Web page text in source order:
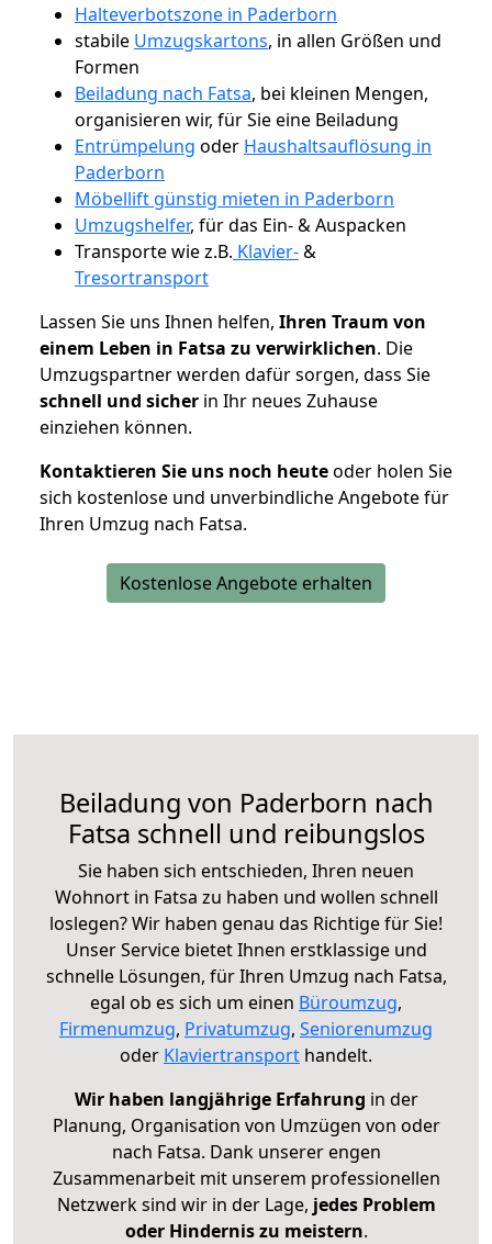
Halteverbotszone in Paderborn
stabile Umzugskartons, in allen Größen und
Formen
Beiladung nach Fatsa, bei kleinen Mengen,
organisieren wir, für Sie eine Beiladung
Entrümpelung oder Haushaltsauflösung in
Paderborn
Möbellift günstig mieten in Paderborn
Umzugshelfer, für das Ein- & Auspacken
Transporte wie z.B. Klavier-&
Tresortransport
Lassen Sie uns Ihnen helfen, Ihren Traum von
einem Leben in Fatsa zu verwirklichen. Die
Umzugspartner werden dafür sorgen, dass Sie
schnell und sicher in Ihr neues Zuhause
einziehen können.
Kontaktieren Sie uns noch heuteoder holen Sie
sich kostenlose und unverbindliche Angebote für
Ihren Umzug nach Fatsa.
Kostenlose Angebote erhalten
Beiladung von Paderborn nach
Fatsa schnell und reibungslos
Sie haben sich entschieden, Ihren neuen
Wohnort in Fatsa zu haben und wollen schnell
loslegen? Wir haben genau das Richtige für Sie!
Unser Service bietet Ihnen erstklassige und
schnelle Lösungen, für Ihren Umzug nach Fatsa,
egal ob es sich um einen Büroumzug,
Firmenumzug, Privatumzug, Seniorenumzug
oder Klaviertransport handelt.
Wir haben langjährige Erfahrung in der
Planung, Organisation von Umzügen von oder
nach Fatsa. Dank unserer engen
Zusammenarbeit mit unserem professionellen
Netzwerk sind wir in der Lage, jedes Problem
oder Hindernis zu meistern.